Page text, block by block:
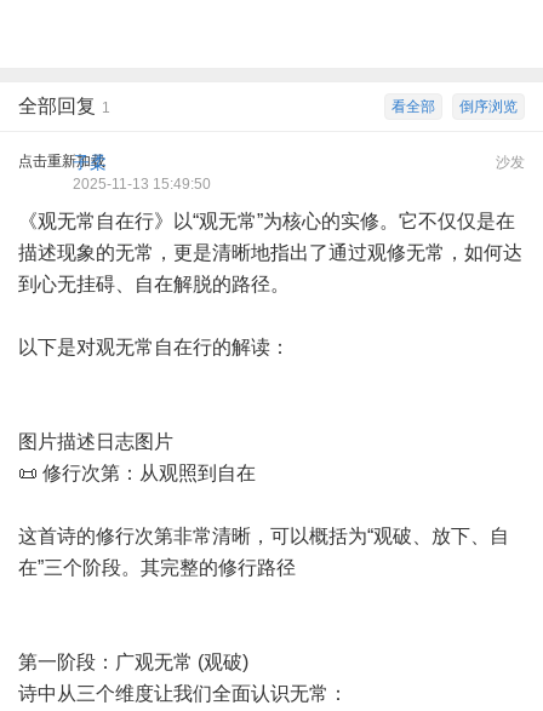
倒序浏览
看全部
全部回复 1
点击重新加载 沙发
子柔
2025-11-13 15:49:50
《观无常自在行》以“观无常”为核心的实修。它不仅仅是在
描述现象的无常，更是清晰地指出了通过观修无常，如何达
到心无挂碍、自在解脱的路径。
以下是对观无常自在行的解读：
图片描述日志图片
📜 修行次第：从观照到自在
这首诗的修行次第非常清晰，可以概括为“观破、放下、自
在”三个阶段。其完整的修行路径
第一阶段：广观无常 (观破)
诗中从三个维度让我们全面认识无常：